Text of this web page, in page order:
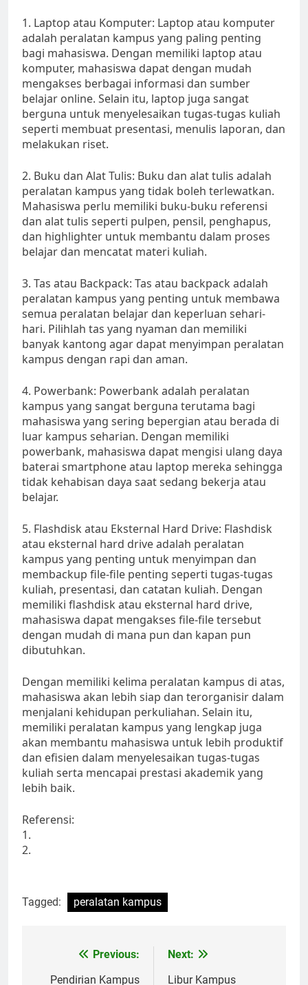
1. Laptop atau Komputer: Laptop atau komputer
adalah peralatan kampus yang paling penting
bagi mahasiswa. Dengan memiliki laptop atau
komputer, mahasiswa dapat dengan mudah
mengakses berbagai informasi dan sumber
belajar online. Selain itu, laptop juga sangat
berguna untuk menyelesaikan tugas-tugas kuliah
seperti membuat presentasi, menulis laporan, dan
melakukan riset.
2. Buku dan Alat Tulis: Buku dan alat tulis adalah
peralatan kampus yang tidak boleh terlewatkan.
Mahasiswa perlu memiliki buku-buku referensi
dan alat tulis seperti pulpen, pensil, penghapus,
dan highlighter untuk membantu dalam proses
belajar dan mencatat materi kuliah.
3. Tas atau Backpack: Tas atau backpack adalah
peralatan kampus yang penting untuk membawa
semua peralatan belajar dan keperluan sehari-
hari. Pilihlah tas yang nyaman dan memiliki
banyak kantong agar dapat menyimpan peralatan
kampus dengan rapi dan aman.
4. Powerbank: Powerbank adalah peralatan
kampus yang sangat berguna terutama bagi
mahasiswa yang sering bepergian atau berada di
luar kampus seharian. Dengan memiliki
powerbank, mahasiswa dapat mengisi ulang daya
baterai smartphone atau laptop mereka sehingga
tidak kehabisan daya saat sedang bekerja atau
belajar.
5. Flashdisk atau Eksternal Hard Drive: Flashdisk
atau eksternal hard drive adalah peralatan
kampus yang penting untuk menyimpan dan
membackup file-file penting seperti tugas-tugas
kuliah, presentasi, dan catatan kuliah. Dengan
memiliki flashdisk atau eksternal hard drive,
mahasiswa dapat mengakses file-file tersebut
dengan mudah di mana pun dan kapan pun
dibutuhkan.
Dengan memiliki kelima peralatan kampus di atas,
mahasiswa akan lebih siap dan terorganisir dalam
menjalani kehidupan perkuliahan. Selain itu,
memiliki peralatan kampus yang lengkap juga
akan membantu mahasiswa untuk lebih produktif
dan efisien dalam menyelesaikan tugas-tugas
kuliah serta mencapai prestasi akademik yang
lebih baik.
Referensi:
1.
2.
Tagged: peralatan kampus
Previous:
Pendirian Kampus
Next:
Libur Kampus